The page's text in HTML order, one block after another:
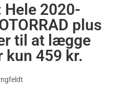
2020-
plus
til at lægge
459 kr.